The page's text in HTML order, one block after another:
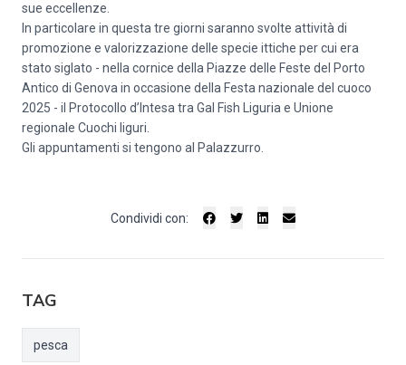
sue eccellenze.
In particolare in questa tre giorni saranno svolte attività di
promozione e valorizzazione delle specie ittiche per cui era
stato siglato - nella cornice della Piazze delle Feste del Porto
Antico di Genova in occasione della Festa nazionale del cuoco
2025 - il Protocollo d’Intesa tra Gal Fish Liguria e Unione
regionale Cuochi liguri.
Gli appuntamenti si tengono al Palazzurro.
Condividi con:
TAG
pesca